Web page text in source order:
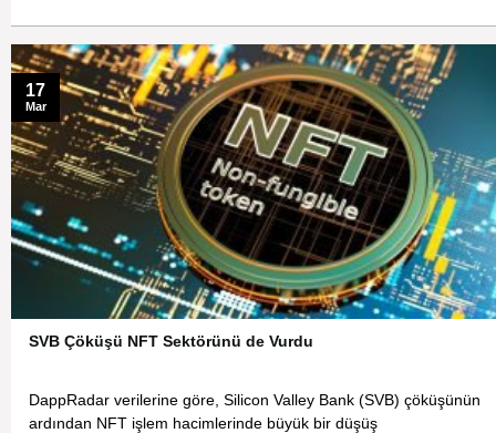
SVB Çöküşü NFT Sektörünü de Vurdu
DappRadar verilerine göre, Silicon Valley Bank (SVB) çöküşünün
ardından NFT işlem hacimlerinde büyük bir düşüş
17
Mar